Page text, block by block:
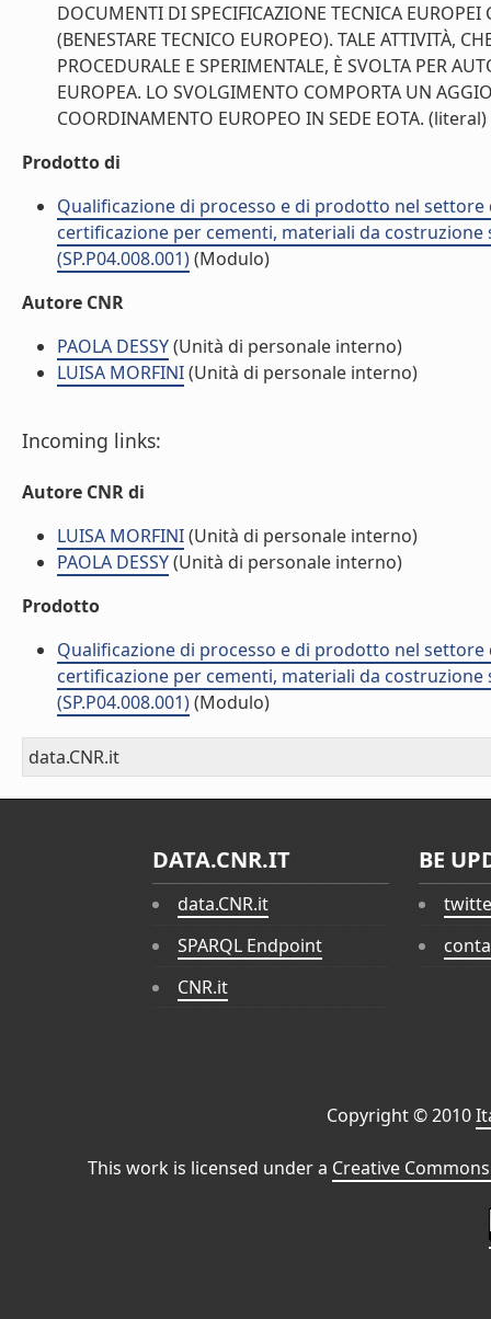
DOCUMENTI DI SPECIFICAZIONE TECNICA
(BENESTARE TECNICO EUROPEO). TALE ATTIVITÀ,
PROCEDURALE E SPERIMENTALE, È SVOLTA PER
EUROPEA. LO SVOLGIMENTO COMPORTA UN
COORDINAMENTO EUROPEO IN SEDE EOTA. (literal)
Prodotto di
Qualificazione di processo e di prodotto nel
certificazione per cementi, materiali da
(SP.P04.008.001)(Modulo)
Autore CNR
PAOLA DESSY(Unità di personale interno)
LUISA MORFINI(Unità di personale interno)
Incoming links:
Autore CNR di
LUISA MORFINI(Unità di personale interno)
PAOLA DESSY(Unità di personale interno)
Prodotto
Qualificazione di processo e di prodotto nel
certificazione per cementi, materiali da
(SP.P04.008.001)(Modulo)
data.CNR.it
DATA.CNR.IT
data.CNR.it
SPARQL Endpoint
CNR.it
BE
Copyright © 2010
This work is licensed under a Creative